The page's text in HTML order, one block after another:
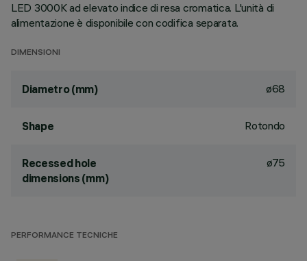
LED 3000K ad elevato indice di resa cromatica. L'unità di
alimentazione è disponibile con codifica separata.
DIMENSIONI
Diametro (mm) ø68
Shape Rotondo
Recessed hole
dimensions (mm)
ø75
PERFORMANCE TECNICHE